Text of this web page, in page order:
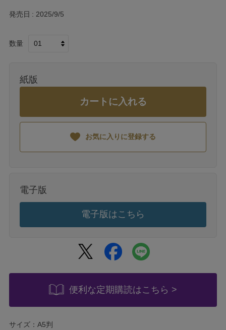
発売日 2025/9/5
数量
紙版
カートに入れる
お気に入りに登録する
電子版
電子版はこちら
便利な定期購読はこちら >
サイズ：A5判